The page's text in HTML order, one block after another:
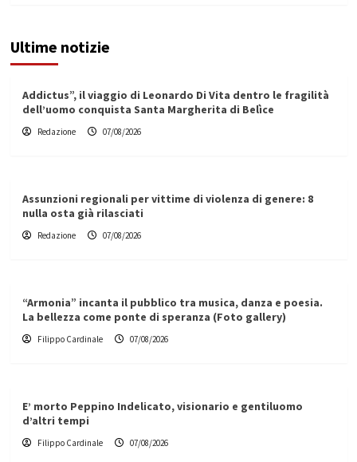
Ultime notizie
Addictus”, il viaggio di Leonardo Di Vita dentro le fragilità
dell’uomo conquista Santa Margherita di Belìce
Redazione 07/08/2026
Assunzioni regionali per vittime di violenza di genere: 8
nulla osta già rilasciati
Redazione 07/08/2026
“Armonia” incanta il pubblico tra musica, danza e poesia.
La bellezza come ponte di speranza (Foto gallery)
Filippo Cardinale 07/08/2026
E’ morto Peppino Indelicato, visionario e gentiluomo
d’altri tempi
Filippo Cardinale 07/08/2026